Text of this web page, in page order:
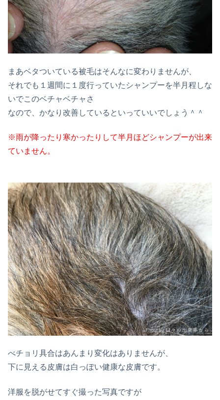
まあベタついている被毛はそんなに変わりませんが、
それでも１週間に１度行っていたシャンプーを半月程しな
いでこのベチャベチャさ
なので、かなり改善しているといっていいでしょう＾＾
※雨が降ったり寒かったりして半月ほどシャンプーが出来
ていません。
べチョリ具合はあんまり変化はありませんが、
下に見える皮膚は白っぽい健康な皮膚です。
洋服を脱がせてすぐ撮った写真ですが